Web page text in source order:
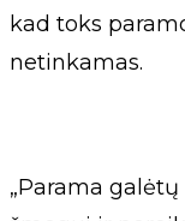
kad toks
netinkamas.
„Parama